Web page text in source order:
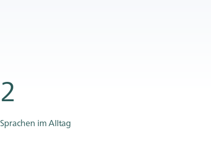
2
Sprachen im Alltag